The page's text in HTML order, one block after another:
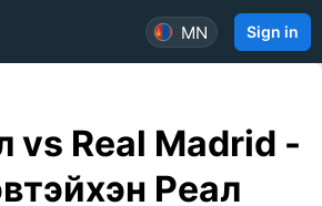
MN Sign in
vs Real Madrid -
Реал